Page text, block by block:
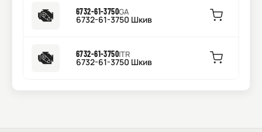
6732-61-3750GA
6732-61-3750 Шкив
6732-61-3750ITR
6732-61-3750 Шкив